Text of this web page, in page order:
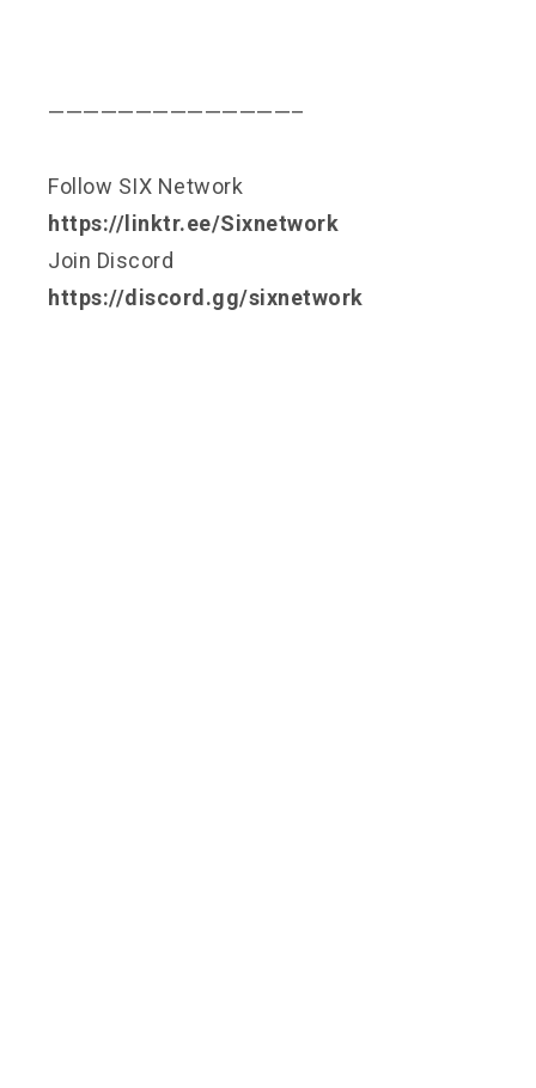
——————————————–
Follow SIX Network
https://linktr.ee/Sixnetwork
Join Discord
https://discord.gg/sixnetwork